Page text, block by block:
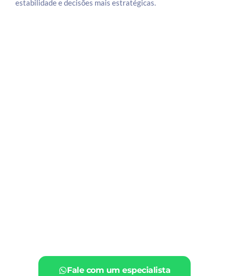
estabilidade e decisões mais estratégicas.
Fale com um especialista